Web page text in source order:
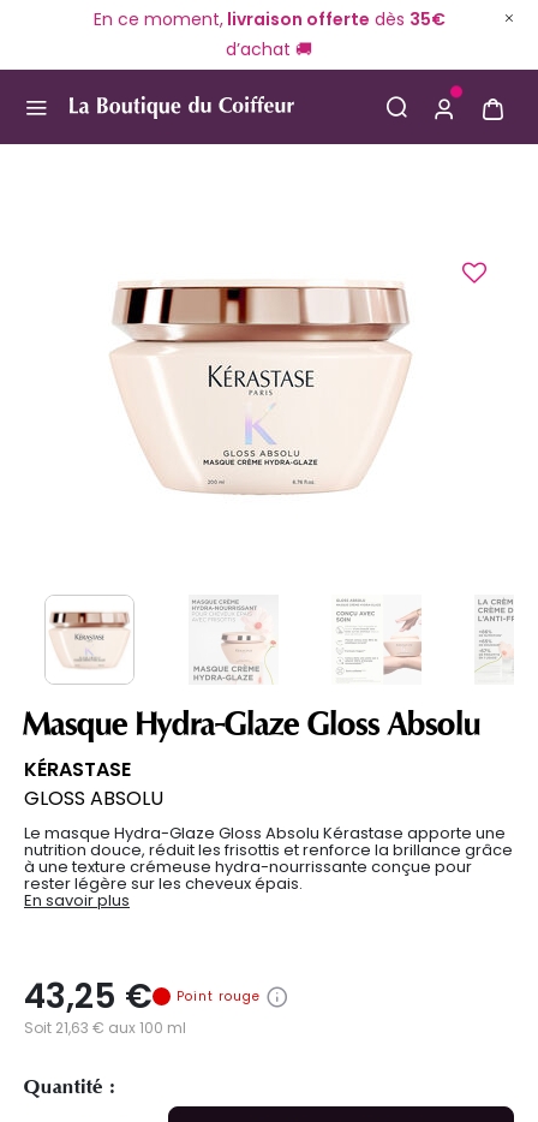
En ce moment,livraison offerte dès 35€
d’achat 🚚
Masque Hydra-Glaze Gloss Absolu
KÉRASTASE
GLOSS ABSOLU
Le masque Hydra-Glaze Gloss Absolu Kérastase apporte une
nutrition douce, réduit les frisottis et renforce la brillance grâce
à une texture crémeuse hydra-nourrissante conçue pour
rester légère sur les cheveux épais.
En savoir plus
43,25 € Point rouge
Soit 21,63 € aux 100 ml
Quantité :